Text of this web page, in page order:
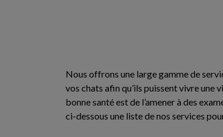
Nous offrons une large gamme de
vos chats afin qu’ils puissent vivre une
bonne santé est de l’amener à des
ci-dessous une liste de nos services